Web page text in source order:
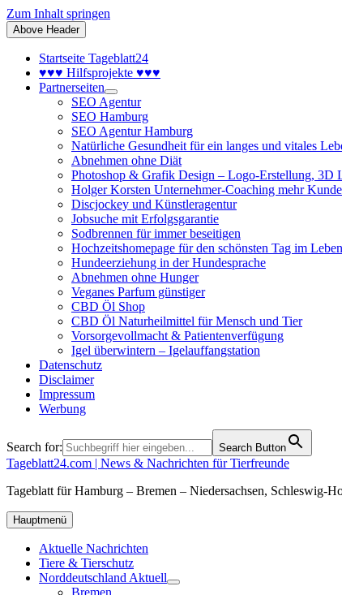
Zum Inhalt springen
Above Header
Startseite Tageblatt24
♥♥♥ Hilfsprojekte ♥♥♥
Partnerseiten
SEO Agentur
SEO Hamburg
SEO Agentur Hamburg
Natürliche Gesundheit für ein langes und vitales
Abnehmen ohne Diät
Photoshop & Grafik Design – Logo-Erstellung, 3D
Holger Korsten Unternehmer-Coaching mehr
Discjockey und Künstleragentur
Jobsuche mit Erfolgsgarantie
Sodbrennen für immer beseitigen
Hochzeitshomepage für den schönsten Tag im Leben
Hundeerziehung in der Hundesprache
Abnehmen ohne Hunger
Veganes Parfum günstiger
CBD Öl Shop
CBD Öl Naturheilmittel für Mensch und Tier
Vorsorgevollmacht & Patientenverfügung
Igel überwintern – Igelauffangstation
Datenschutz
Disclaimer
Impressum
Werbung
Search for: Search Button
Tageblatt24.com | News & Nachrichten für Tierfreunde
Tageblatt für Hamburg – Bremen – Niedersachsen, Schleswig-
Hauptmenü
Aktuelle Nachrichten
Tiere & Tierschutz
Norddeutschland Aktuell
Bremen